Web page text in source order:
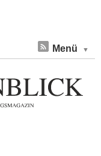
Menü